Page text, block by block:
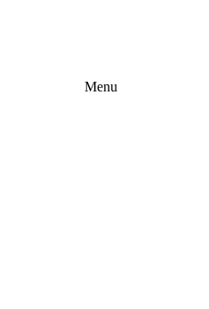
Menu